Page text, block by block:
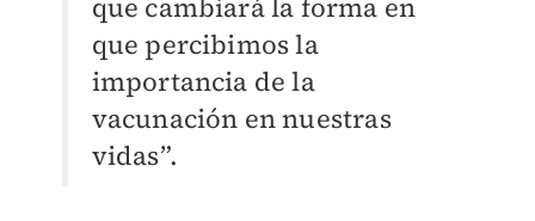
que percibimos la
importancia de la
vacunación en nuestras
vidas”.